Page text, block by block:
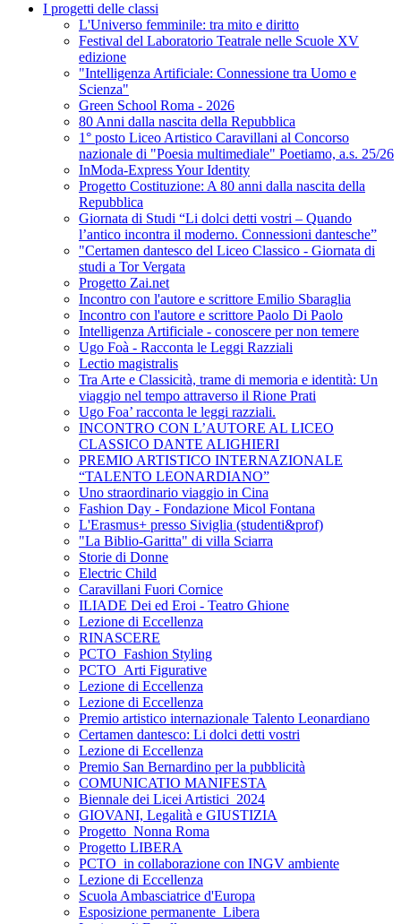
I progetti delle classi
L'Universo femminile: tra mito e diritto
Festival del Laboratorio Teatrale nelle Scuole XV
edizione
"Intelligenza Artificiale: Connessione tra Uomo e
Scienza"
Green School Roma - 2026
80 Anni dalla nascita della Repubblica
1° posto Liceo Artistico Caravillani al Concorso
nazionale di "Poesia multimediale" Poetiamo, a.s. 25/26
InModa-Express Your Identity
Progetto Costituzione: A 80 anni dalla nascita della
Repubblica
Giornata di Studi “Li dolci detti vostri – Quando
l’antico incontra il moderno. Connessioni dantesche”
"Certamen dantesco del Liceo Classico - Giornata di
studi a Tor Vergata
Progetto Zai.net
Incontro con l'autore e scrittore Emilio Sbaraglia
Incontro con l'autore e scrittore Paolo Di Paolo
Intelligenza Artificiale - conoscere per non temere
Ugo Foà - Racconta le Leggi Razziali
Lectio magistralis
Tra Arte e Classicità, trame di memoria e identità: Un
viaggio nel tempo attraverso il Rione Prati
Ugo Foa’ racconta le leggi razziali.
INCONTRO CON L’AUTORE AL LICEO
CLASSICO DANTE ALIGHIERI
PREMIO ARTISTICO INTERNAZIONALE
“TALENTO LEONARDIANO”
Uno straordinario viaggio in Cina
Fashion Day - Fondazione Micol Fontana
L'Erasmus+ presso Siviglia (studenti&prof)
"La Biblio-Garitta" di villa Sciarra
Storie di Donne
Electric Child
Caravillani Fuori Cornice
ILIADE Dei ed Eroi - Teatro Ghione
Lezione di Eccellenza
RINASCERE
PCTO_Fashion Styling
PCTO_Arti Figurative
Lezione di Eccellenza
Lezione di Eccellenza
Premio artistico internazionale Talento Leonardiano
Certamen dantesco: Li dolci detti vostri
Lezione di Eccellenza
Premio San Bernardino per la pubblicità
COMUNICATIO MANIFESTA
Biennale dei Licei Artistici_2024
GIOVANI, Legalità e GIUSTIZIA
Progetto_Nonna Roma
Progetto LIBERA
PCTO_in collaborazione con INGV ambiente
Lezione di Eccellenza
Scuola Ambasciatrice d'Europa
Esposizione permanente_Libera